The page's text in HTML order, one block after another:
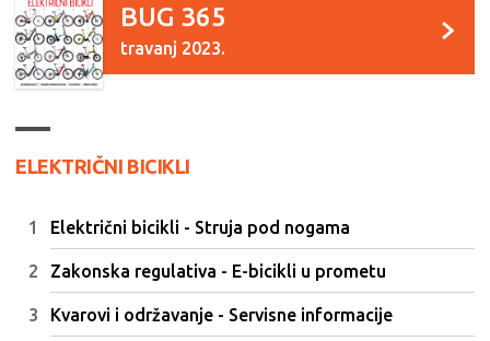
BUG 365
travanj 2023.
ELEKTRIČNI BICIKLI
Električni bicikli - Struja pod nogama
Zakonska regulativa - E-bicikli u prometu
Kvarovi i održavanje - Servisne informacije